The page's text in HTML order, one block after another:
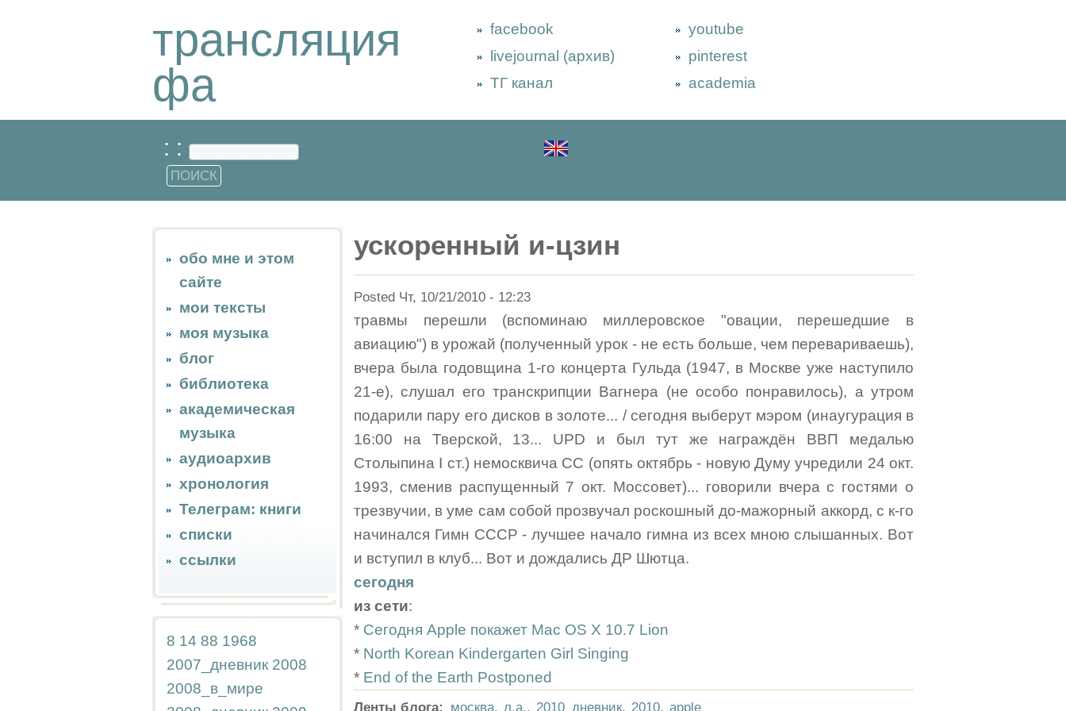
трансляция
фа
facebook
livejournal (архив)
ТГ канал
youtube
pinterest
academia
: :
обо мне и этом
сайте
мои тексты
моя музыка
блог
библиотека
академическая
музыка
аудиоархив
хронология
Телеграм: книги
списки
ссылки
8 14 88 1968
2007_дневник 2008
2008_в_мире
ускоренный и-цзин
Posted Чт, 10/21/2010 - 12:23
травмы перешли (вспоминаю миллеровское "овации, перешедшие в
авиацию") в урожай (полученный урок - не есть больше, чем перевариваешь),
вчера была годовщина 1-го концерта Гульда (1947, в Москве уже наступило
21-е), слушал его транскрипции Вагнера (не особо понравилось), а утром
подарили пару его дисков в золоте... / сегодня выберут мэром (инаугурация в
16:00 на Тверской, 13... UPD и был тут же награждён ВВП медалью
Столыпина I ст.) немосквича СС (опять октябрь - новую Думу учредили 24 окт.
1993, сменив распущенный 7 окт. Моссовет)... говорили вчера с гостями о
трезвучии, в уме сам собой прозвучал роскошный до-мажорный аккорд, с к-го
начинался Гимн СССР - лучшее начало гимна из всех мною слышанных. Вот
и вступил в клуб... Вот и дождались ДР Шютца.
сегодня
из сети:
* Сегодня Apple покажет Mac OS X 10.7 Lion
* North Korean Kindergarten Girl Singing
* End of the Earth Postponed
Ленты блога: москва, л.а., 2010_дневник, 2010, apple